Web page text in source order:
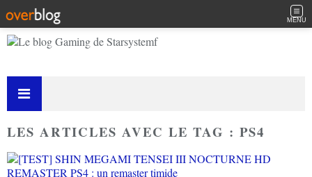
MENU
LES ARTICLES AVEC LE TAG : PS4